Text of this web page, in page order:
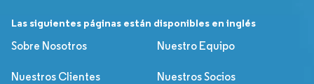
Las siguientes páginas están disponibles en inglés
Sobre Nosotros
Nuestro Equipo
Nuestros Clientes Nuestros Socios